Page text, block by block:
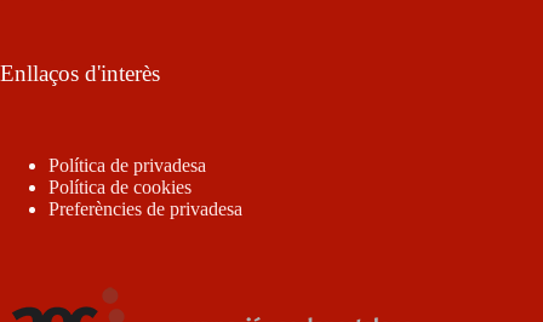
Enllaços d'interès
Política de privadesa
Política de cookies
Preferències de privadesa